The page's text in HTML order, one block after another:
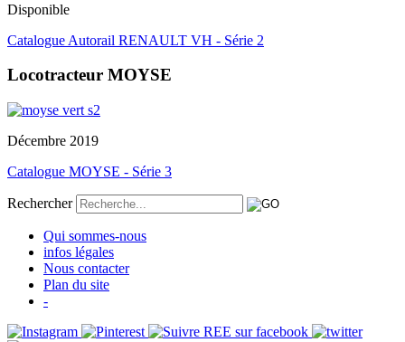
Disponible
Catalogue Autorail RENAULT VH - Série 2
Locotracteur MOYSE
Décembre 2019
Catalogue MOYSE - Série 3
Rechercher
Qui sommes-nous
infos légales
Nous contacter
Plan du site
-